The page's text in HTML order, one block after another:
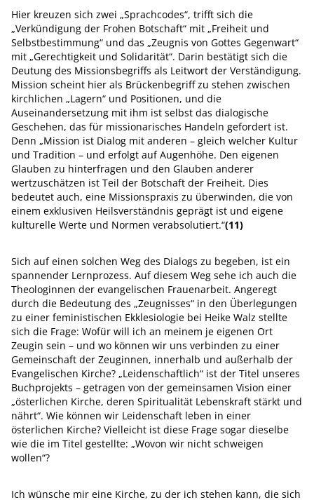
Hier kreuzen sich zwei „Sprachcodes“, trifft sich die
„Verkündigung der Frohen Botschaft“ mit „Freiheit und
Selbstbestimmung“ und das „Zeugnis von Gottes Gegenwart“
mit „Gerechtigkeit und Solidarität“. Darin bestätigt sich die
Deutung des Missionsbegriffs als Leitwort der Verständigung.
Mission scheint hier als Brückenbegriff zu stehen zwischen
kirchlichen „Lagern“ und Positionen, und die
Auseinandersetzung mit ihm ist selbst das dialogische
Geschehen, das für missionarisches Handeln gefordert ist.
Denn „Mission ist Dialog mit anderen – gleich welcher Kultur
und Tradition – und erfolgt auf Augenhöhe. Den eigenen
Glauben zu hinterfragen und den Glauben anderer
wertzuschätzen ist Teil der Botschaft der Freiheit. Dies
bedeutet auch, eine Missionspraxis zu überwinden, die von
einem exklusiven Heilsverständnis geprägt ist und eigene
kulturelle Werte und Normen verabsolutiert.“(11)
Sich auf einen solchen Weg des Dialogs zu begeben, ist ein
spannender Lernprozess. Auf diesem Weg sehe ich auch die
Theologinnen der evangelischen Frauenarbeit. Angeregt
durch die Bedeutung des „Zeugnisses“ in den Überlegungen
zu einer feministischen Ekklesiologie bei Heike Walz stellte
sich die Frage: Wofür will ich an meinem je eigenen Ort
Zeugin sein – und wo können wir uns verbinden zu einer
Gemeinschaft der Zeuginnen, innerhalb und außerhalb der
Evangelischen Kirche? „Leidenschaftlich“ ist der Titel unseres
Buchprojekts – getragen von der gemeinsamen Vision einer
„österlichen Kirche, deren Spiritualität Lebenskraft stärkt und
nährt“. Wie können wir Leidenschaft leben in einer
österlichen Kirche? Vielleicht ist diese Frage sogar dieselbe
wie die im Titel gestellte: „Wovon wir nicht schweigen
wollen“?
Ich wünsche mir eine Kirche, zu der ich stehen kann, die sich